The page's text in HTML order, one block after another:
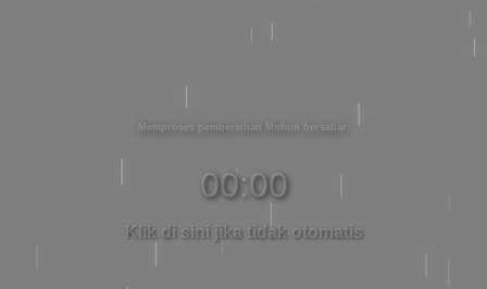
Memproses pembersihan Mohon bersabar
00:00
Klik di sini jika tidak otomatis